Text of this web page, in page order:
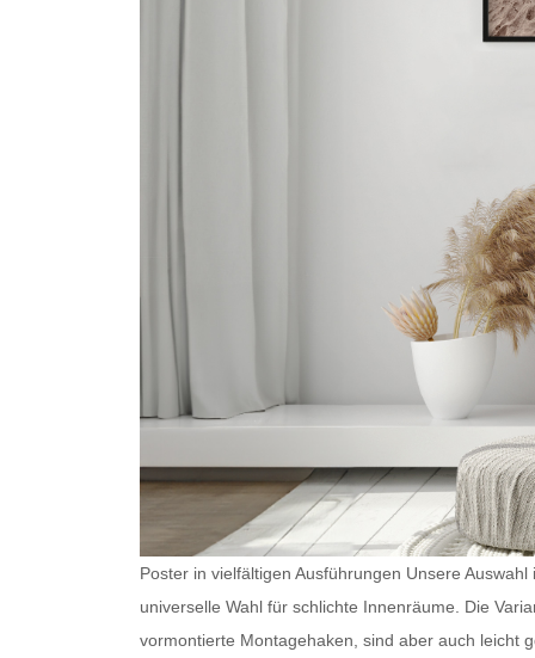
Poster in vielfältigen Ausführungen Unsere
universelle Wahl für schlichte Innenräume. Die
vormontierte Montagehaken, sind aber auch leicht